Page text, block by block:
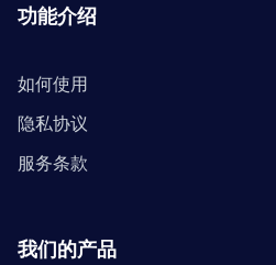
功能介绍
如何使用
隐私协议
服务条款
我们的产品